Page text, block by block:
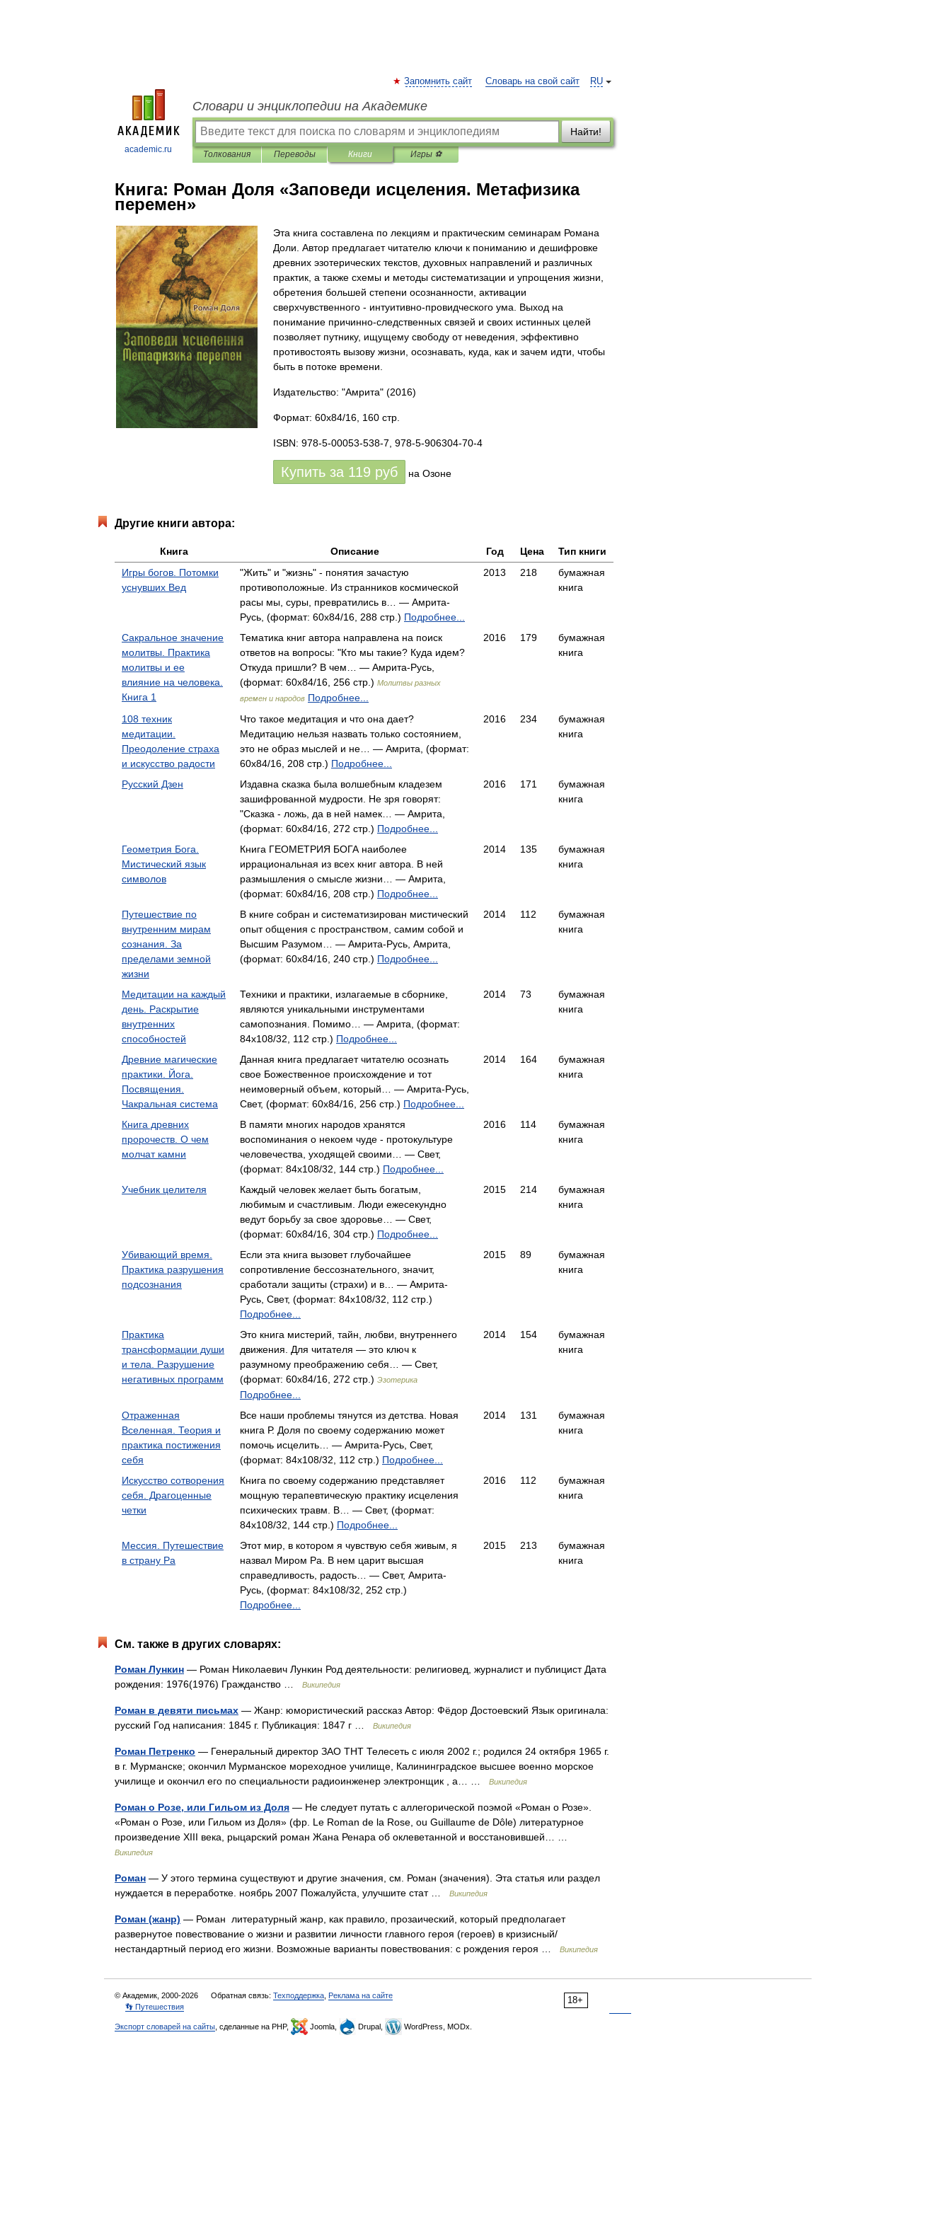
academic.ru
RU
Запомнить сайт Словарь на свой сайт
Словари и энциклопедии на Академике
Найти!
Толкования Переводы Книги Игры ⚽
Книга: Роман Доля «Заповеди исцеления. Метафизика
перемен»
Эта книга составлена по лекциям и практическим семинарам Романа
Доли. Автор предлагает читателю ключи к пониманию и дешифровке
древних эзотерических текстов, духовных направлений и различных
практик, а также схемы и методы систематизации и упрощения жизни,
обретения большей степени осознанности, активации
сверхчувственного - интуитивно-провидческого ума. Выход на
понимание причинно-следственных связей и своих истинных целей
позволяет путнику, ищущему свободу от неведения, эффективно
противостоять вызову жизни, осознавать, куда, как и зачем идти, чтобы
быть в потоке времени.
Издательство: "Амрита" (2016)
Формат: 60x84/16, 160 стр.
ISBN: 978-5-00053-538-7, 978-5-906304-70-4
Купить за 119 руб на Озоне
Другие книги автора:
Книга Описание Год Цена
Тип книги
Игры богов. Потомки
уснувших Вед
"Жить" и "жизнь" - понятия зачастую
противоположные. Из странников космической
расы мы, суры, превратились в… — Амрита-
Русь, (формат: 60x84/16, 288 стр.) Подробнее...
2013 218
бумажная
книга
Сакральное значение
молитвы. Практика
молитвы и ее
влияние на человека.
Книга 1
Тематика книг автора направлена на поиск
ответов на вопросы: "Кто мы такие? Куда идем?
Откуда пришли? В чем… — Амрита-Русь,
(формат: 60x84/16, 256 стр.) Молитвы разных
времен и народов Подробнее...
2016 179
бумажная
книга
108 техник
медитации.
Преодоление страха
и искусство радости
Что такое медитация и что она дает?
Медитацию нельзя назвать только состоянием,
это не образ мыслей и не… — Амрита, (формат:
60x84/16, 208 стр.) Подробнее...
2016 234
бумажная
книга
Русский Дзен
Издавна сказка была волшебным кладезем
зашифрованной мудрости. Не зря говорят:
"Сказка - ложь, да в ней намек… — Амрита,
(формат: 60x84/16, 272 стр.) Подробнее...
2016 171
бумажная
книга
Геометрия Бога.
Мистический язык
символов
Книга ГЕОМЕТРИЯ БОГА наиболее
иррациональная из всех книг автора. В ней
размышления о смысле жизни… — Амрита,
(формат: 60x84/16, 208 стр.) Подробнее...
2014 135
бумажная
книга
Путешествие по
внутренним мирам
сознания. За
пределами земной
жизни
В книге собран и систематизирован мистический
опыт об­щения с пространством, самим собой и
Высшим Разумом… — Амрита-Русь, Амрита,
(формат: 60x84/16, 240 стр.) Подробнее...
2014 112
бумажная
книга
Медитации на каждый
день. Раскрытие
внутренних
способностей
Техники и практики, излагаемые в сборнике,
являются уникальными инструментами
самопознания. Помимо… — Амрита, (формат:
84x108/32, 112 стр.) Подробнее...
2014 73
бумажная
книга
Древние магические
практики. Йога.
Посвящения.
Чакральная система
Данная книга предлагает читателю осознать
свое Божественное происхождение и тот
неимоверный объем, который… — Амрита-Русь,
Свет, (формат: 60x84/16, 256 стр.) Подробнее...
2014 164
бумажная
книга
Книга древних
пророчеств. О чем
молчат камни
В памяти многих народов хранятся
воспоминания о некоем чуде - протокультуре
человечества, уходящей своими… — Свет,
(формат: 84x108/32, 144 стр.) Подробнее...
2016 114
бумажная
книга
Учебник целителя
Каждый человек желает быть богатым,
любимым и счастливым. Люди ежесекундно
ведут борьбу за свое здоровье… — Свет,
(формат: 60x84/16, 304 стр.) Подробнее...
2015 214
бумажная
книга
Убивающий время.
Практика разрушения
подсознания
Если эта книга вызовет глубочайшее
сопротивление бессознательного, значит,
сработали защиты (страхи) и в… — Амрита-
Русь, Свет, (формат: 84x108/32, 112 стр.)
Подробнее...
2015 89
бумажная
книга
Практика
трансформации души
и тела. Разрушение
негативных программ
Это книга мистерий, тайн, любви, внутреннего
движения. Для читателя — это ключ к
разумному преображению себя… — Свет,
(формат: 60x84/16, 272 стр.) Эзотерика
Подробнее...
2014 154
бумажная
книга
Отраженная
Вселенная. Теория и
практика постижения
себя
Все наши проблемы тянутся из детства. Новая
книга Р. Доля по своему содержанию может
помочь исцелить… — Амрита-Русь, Свет,
(формат: 84x108/32, 112 стр.) Подробнее...
2014 131
бумажная
книга
Искусство сотворения
себя. Драгоценные
четки
Книга по своему содержанию представляет
мощную терапевтическую практику исцеления
психических травм. В… — Свет, (формат:
84x108/32, 144 стр.) Подробнее...
2016 112
бумажная
книга
Мессия. Путешествие
в страну Ра
Этот мир, в котором я чувствую себя живым, я
назвал Миром Ра. В нем царит высшая
справедливость, радость… — Свет, Амрита-
Русь, (формат: 84x108/32, 252 стр.)
Подробнее...
2015 213
бумажная
книга
См. также в других словарях:
Роман Лункин — Роман Николаевич Лункин Род деятельности: религиовед, журналист и публицист Дата
рождения: 1976(1976) Гражданство …
Википедия
Роман в девяти письмах — Жанр: юмористический рассказ Автор: Фёдор Достоевский Язык оригинала:
русский Год написания: 1845 г. Публикация: 1847 г …
Википедия
Роман Петренко — Генеральный директор ЗАО ТНТ Телесеть с июля 2002 г.; родился 24 октября 1965 г.
в г. Мурманске; окончил Мурманское мореходное училище, Калининградское высшее военно морское
училище и окончил его по специальности радиоинженер электронщик , а… …
Википедия
Роман о Розе, или Гильом из Доля — Не следует путать с аллегорической поэмой «Роман о Розе».
«Роман о Розе, или Гильом из Доля» (фр. Le Roman de la Rose, ou Guillaume de Dôle) литературное
произведение XIII века, рыцарский роман Жана Ренара об оклеветанной и восстановившей… …
Википедия
Роман — У этого термина существуют и другие значения, см. Роман (значения). Эта статья или раздел
нуждается в переработке. ноябрь 2007 Пожалуйста, улучшите стат …
Википедия
Роман (жанр) — Роман литературный жанр, как правило, прозаический, который предполагает
развернутое повествование о жизни и развитии личности главного героя (героев) в кризисный/
нестандартный период его жизни. Возможные варианты повествования: с рождения героя …
Википедия
18+
© Академик, 2000-2026 Обратная связь: Техподдержка Реклама на сайте
👣 Путешествия
Экспорт словарей на сайты , сделанные на PHP, Joomla, Drupal, WordPress, MODx.